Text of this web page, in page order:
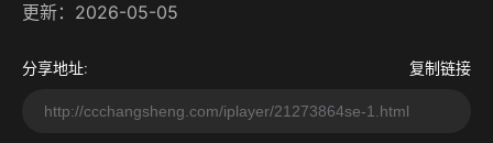
更新：2026-05-05
分享地址: 复制链接